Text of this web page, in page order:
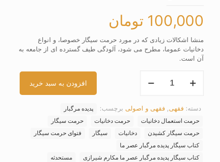
100,000 تومان
منشا اشکالات زیادی که در مورد حرمت سیگار خصوصا، و انواع
دخانیات عموما، مطرح می شود، آلودگی طیف گسترده ای از جامعه به
آن است.
سیگار
عصر
ما
افزودن به سبد خرید
دسته: فقهی فقهی و اصولی برچسب:
پدیده مرگبار
حرمت استعمال دخانیات
حرمت دخانیات
حرمت سیگار
حرمت سیگار کشیدن
دخانیات سیگار
فتوای حرمت سیگار
کتاب سیگار پدیده مرگبار عصر ما
کتاب سیگار پدیده مرگبار عصر ما مکارم شیرازی
مستحدثه